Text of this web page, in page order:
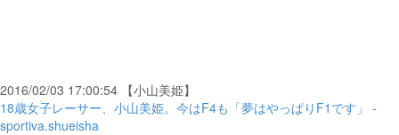
2016/02/03 17:00:54 【小山美姫】
18歳女子レーサー、小山美姫。今はF4も「夢はやっぱりF1です」 -
sportiva.shueisha